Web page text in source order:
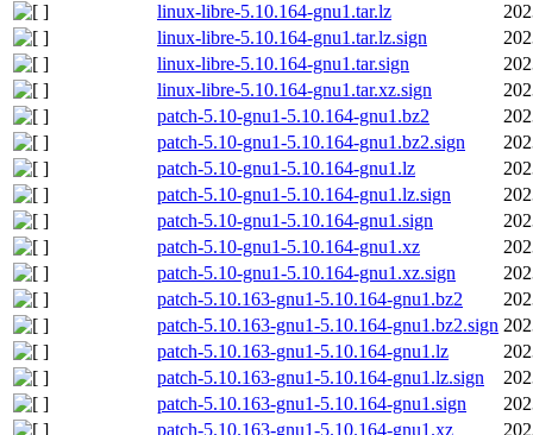
linux-libre-5.10.164-gnu1.tar.lz
linux-libre-5.10.164-gnu1.tar.lz.sign
linux-libre-5.10.164-gnu1.tar.sign
linux-libre-5.10.164-gnu1.tar.xz.sign
patch-5.10-gnu1-5.10.164-gnu1.bz2
patch-5.10-gnu1-5.10.164-gnu1.bz2.sign
patch-5.10-gnu1-5.10.164-gnu1.lz
patch-5.10-gnu1-5.10.164-gnu1.lz.sign
patch-5.10-gnu1-5.10.164-gnu1.sign
patch-5.10-gnu1-5.10.164-gnu1.xz
patch-5.10-gnu1-5.10.164-gnu1.xz.sign
patch-5.10.163-gnu1-5.10.164-gnu1.bz2
patch-5.10.163-gnu1-5.10.164-gnu1.bz2.sign
patch-5.10.163-gnu1-5.10.164-gnu1.lz
patch-5.10.163-gnu1-5.10.164-gnu1.lz.sign
patch-5.10.163-gnu1-5.10.164-gnu1.sign
patch-5.10.163-gnu1-5.10.164-gnu1.xz